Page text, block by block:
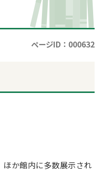
ページID：000632
か館内に多数展示され